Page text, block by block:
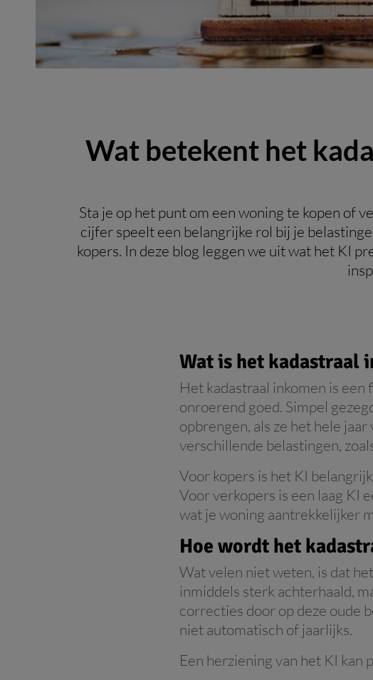
Wat betekent het
Sta je op het punt om een woning te kopen of
cijfer speelt een belangrijke rol bij je
kopers. In deze blog leggen we uit wat het KI
Wat is het kadastraal
Het kadastraal inkomen is
onroerend goed. Simpel
opbrengen, als ze het hele
verschillende belastingen,
Voor kopers is het KI
Voor verkopers is een laag KI
wat je woning aantrekkelijker
Hoe wordt het
Wat velen niet weten, is dat
inmiddels sterk achterhaald,
correcties door op deze oude
niet automatisch of jaarlijks.
Een herziening van het KI kan